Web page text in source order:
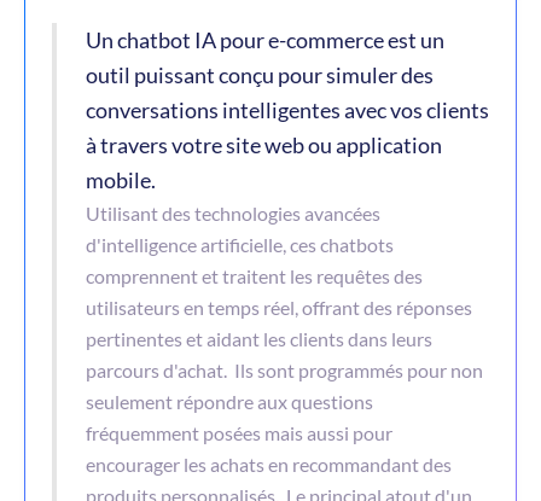
Un chatbot IA pour e-commerce est un
outil puissant conçu pour simuler des
conversations intelligentes avec vos clients
à travers votre site web ou application
mobile.
Utilisant des technologies avancées
d'intelligence artificielle, ces chatbots
comprennent et traitent les requêtes des
utilisateurs en temps réel, offrant des réponses
pertinentes et aidant les clients dans leurs
parcours d'achat.  Ils sont programmés pour non
seulement répondre aux questions
fréquemment posées mais aussi pour
encourager les achats en recommandant des
produits personnalisés.  Le principal atout d'un